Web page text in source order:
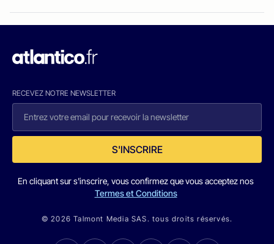
RECEVEZ NOTRE NEWSLETTER
S'INSCRIRE
En cliquant sur s'inscrire, vous confirmez que vous acceptez nos
Termes et Conditions
© 2026 Talmont Media SAS. tous droits réservés.